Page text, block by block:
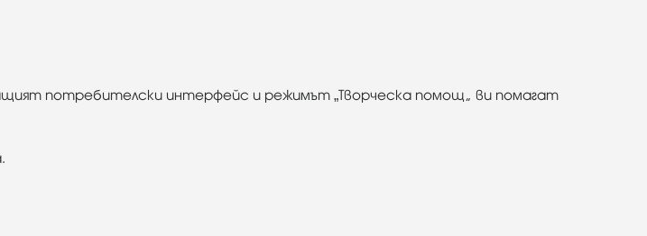
потребителски интерфейс и режимът „Творческа помощ“ ви помагат